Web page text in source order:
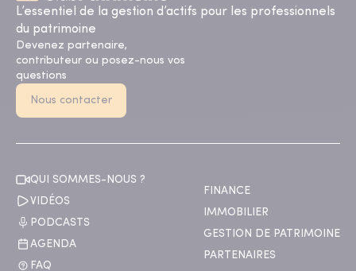
L’essentiel de la gestion d’actifs pour les professionnels
du patrimoine
Devenez partenaire,
contributeur ou posez-nous vos
questions
Nous contacter
QUI SOMMES-NOUS ?
VIDÉOS
PODCASTS
AGENDA
FAQ
FINANCE
IMMOBILIER
GESTION DE PATRIMOINE
PARTENAIRES